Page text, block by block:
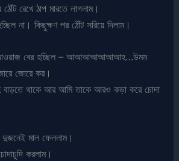
রেখে ঠাপ মারতে লাগলাম।
না। কিছুক্ষণ পর ঠোঁট সরিয়ে দিলাম।
আওয়াজ বের হচ্ছিল – আআআআআআআহ…উমম
জোরে কর।
বাড়তে থাকে আর আমি তাকে আরও কড়া করে চোদা
মাল ফেললাম।
করলাম।